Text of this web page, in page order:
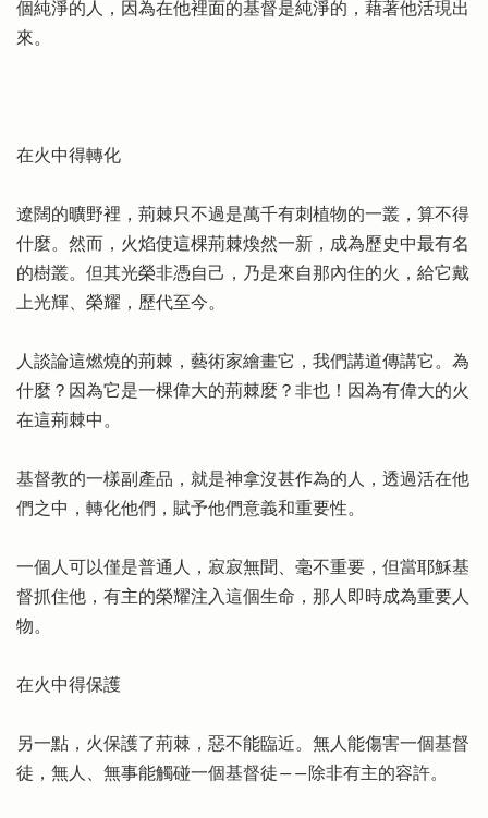
個純淨的人，因為在他裡面的基督是純淨的，藉著他活現出
來。
在火中得轉化
遼闊的曠野裡，荊棘只不過是萬千有刺植物的一叢，算不得
什麼。然而，火焰使這棵荊棘煥然一新，成為歷史中最有名
的樹叢。但其光榮非憑自己，乃是來自那內住的火，給它戴
上光輝、榮耀，歷代至今。
人談論這燃燒的荊棘，藝術家繪畫它，我們講道傳講它。為
什麼？因為它是一棵偉大的荊棘麼？非也！因為有偉大的火
在這荊棘中。
基督教的一樣副產品，就是神拿沒甚作為的人，透過活在他
們之中，轉化他們，賦予他們意義和重要性。
一個人可以僅是普通人，寂寂無聞、毫不重要，但當耶穌基
督抓住他，有主的榮耀注入這個生命，那人即時成為重要人
物。
在火中得保護
另一點，火保護了荊棘，惡不能臨近。無人能傷害一個基督
徒，無人、無事能觸碰一個基督徒――除非有主的容許。